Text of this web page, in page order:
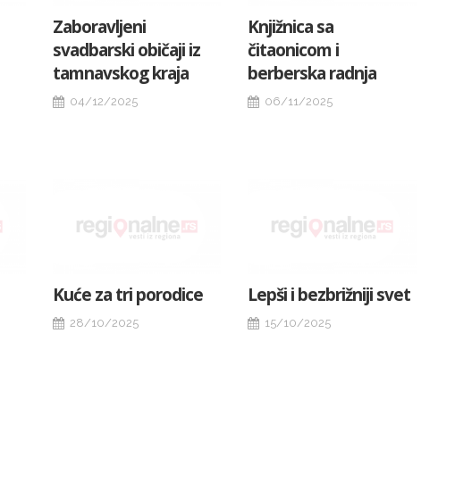
Zaboravljeni
svadbarski običaji iz
tamnavskog kraja
04/12/2025
Knjižnica sa
čitaonicom i
berberska radnja
06/11/2025
Kuće za tri porodice
28/10/2025
Lepši i bezbrižniji svet
15/10/2025